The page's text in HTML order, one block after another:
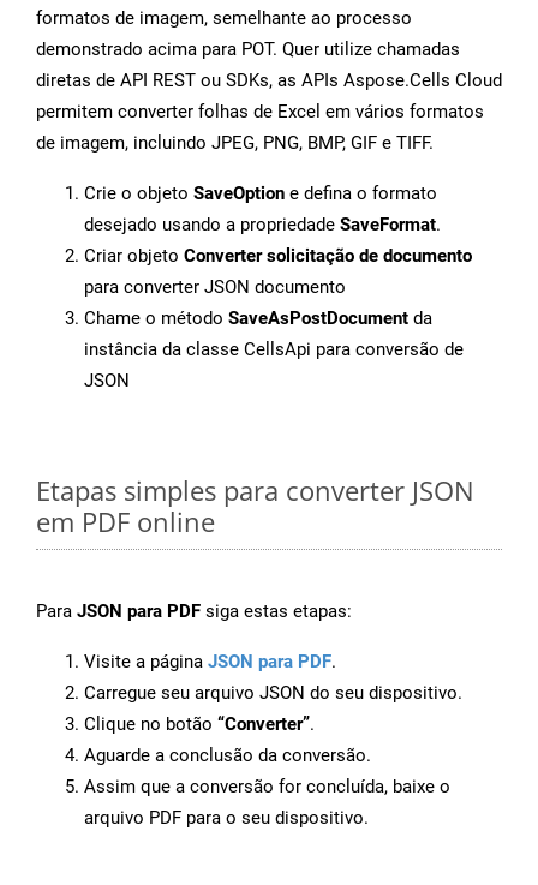
formatos de imagem, semelhante ao processo
demonstrado acima para POT. Quer utilize chamadas
diretas de API REST ou SDKs, as APIs Aspose.Cells Cloud
permitem converter folhas de Excel em vários formatos
de imagem, incluindo JPEG, PNG, BMP, GIF e TIFF.
Crie o objeto SaveOption e defina o formato
desejado usando a propriedade SaveFormat.
Criar objeto Converter solicitação de documento
para converter JSON documento
Chame o método SaveAsPostDocument da
instância da classe CellsApi para conversão de
JSON
Etapas simples para converter JSON
em PDF online
Para JSON para PDF siga estas etapas:
Visite a página JSON para PDF.
Carregue seu arquivo JSON do seu dispositivo.
Clique no botão “Converter”.
Aguarde a conclusão da conversão.
Assim que a conversão for concluída, baixe o
arquivo PDF para o seu dispositivo.